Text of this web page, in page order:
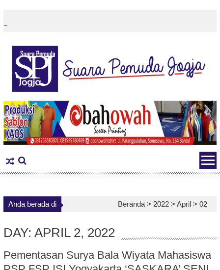
content
Anda berada di Beranda > 2022 >April >02
DAY: APRIL 2, 2022
Pementasan Surya Bala Wiyata Mahasiswa